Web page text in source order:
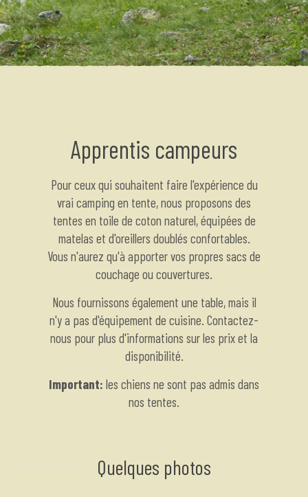
Apprentis campeurs
Pour ceux qui souhaitent faire l'expérience du
vrai camping en tente, nous proposons des
tentes en toile de coton naturel, équipées de
matelas et d'oreillers doublés confortables.
Vous n'aurez qu'à apporter vos propres sacs de
couchage ou couvertures.
Nous fournissons également une table, mais il
n'y a pas d'équipement de cuisine. Contactez-
nous pour plus d'informations sur les prix et la
disponibilité.
Important: les chiens ne sont pas admis dans
nos tentes.
Quelques photos